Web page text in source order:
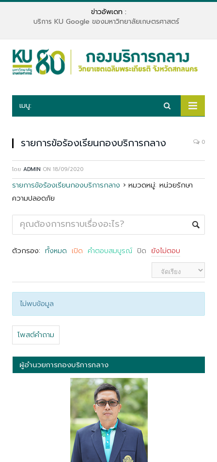
ข่าวอัพเดท :
บริการ KU Google ของมหาวิทยาลัยเกษตรศาสตร์
เมนู:
รายการข้อร้องเรียนกองบริการกลาง 0
โดย ADMIN ON 18/09/2020
รายการข้อร้องเรียนกองบริการกลาง › หมวดหมู่: หน่วยรักษา
ความปลอดภัย
ตัวกรอง: ทั้งหมด เปิด คำตอบสมบูรณ์ ปิด ยังไม่ตอบ
ไม่พบข้อมูล
โพสต์คำถาม
ผู้อำนวยการกองบริการกลาง